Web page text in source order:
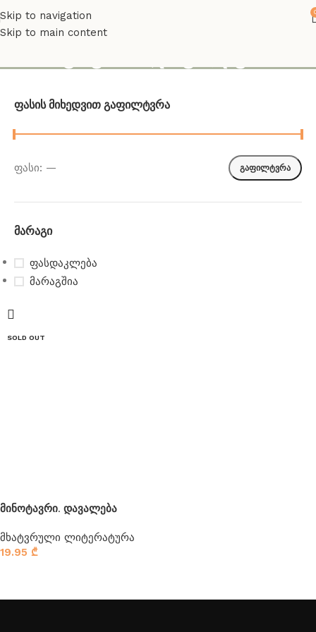
Skip to navigation
Skip to main content
Ფასის Მიხედვით Გაფილტვრა
გაფილტვრა
ფასი: —
Მარაგი
ფასდაკლება
მარაგშია
SOLD OUT
მინოტავრი. დავალება
მხატვრული ლიტერატურა
19.95 ₾